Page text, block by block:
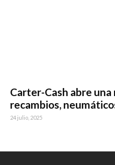
Carter-Cash abre
recambios,
24 julio, 2025